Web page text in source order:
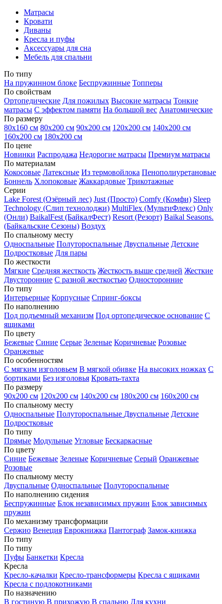
Матрасы
Кровати
Диваны
Кресла и пуфы
Аксессуары для сна
Мебель для спальни
По типу
На пружинном блоке Беспружинные Топперы
По свойствам
Ортопедические Для пожилых Высокие матрасы Тонкие
матрасы С эффектом памяти На большой вес Анатомические
По размеру
80х160 см 80х200 см 90х200 см 120х200 см 140х200 см
160х200 см 180х200 см
По цене
Новинки Распродажа Недорогие матрасы Премиум матрасы
По материалам
Кокосовые Латексные Из термовойлока Пенополиуретановые
Боннель Хлопоковые Жаккардовые Трикотажные
Серии
Lake Forest (Озёрный лес) Just (Просто) Comfy (Комфи) Sleep
Technology (Слип технолоджи) MultiFlex (МультиФлекс) Only
(Онли) BaikalFest (БайкалФест) Resort (Резорт) Baikal Seasons.
(Байкальские Сезоны) Воздух
По спальному месту
Односпальные Полутороспальные Двуспальные Детские
Подростковые Для пары
По жесткости
Мягкие Средняя жесткость Жесткость выше средней Жесткие
Двусторонние С разной жесткостью Односторонние
По типу
Интерьерные Корпусные Спринг-боксы
По наполнению
Под подъемный механизм Под ортопедическое основание С
ящиками
По цвету
Бежевые Синие Серые Зеленые Коричневые Розовые
Оранжевые
По особенностям
С мягким изголовьем В мягкой обивке На высоких ножках С
бортиками Без изголовья Кровать-тахта
По размеру
90х200 см 120х200 см 140х200 см 180х200 см 160х200 см
По спальному месту
Односпальные Полутороспальные Двуспальные Детские
Подростковые
По типу
Прямые Модульные Угловые Бескаркасные
По цвету
Синие Бежевые Зеленые Коричневые Серый Оранжевые
Розовые
По спальному месту
Двуспальные Односпальные Полутороспальные
По наполнению сидения
Беспружинные Блок независимых пружин Блок зависимых
пружин
По механизму трансформации
Сержио Венеция Еврокнижка Пантограф Замок-книжка
По типу
По типу
Пуфы Банкетки Кресла
Кресла
Кресло-качалки Кресло-трансформеры Кресла с ящиками
Кресла с подлокотниками
По назначению
В гостиную В прихожую В спальню Для кухни